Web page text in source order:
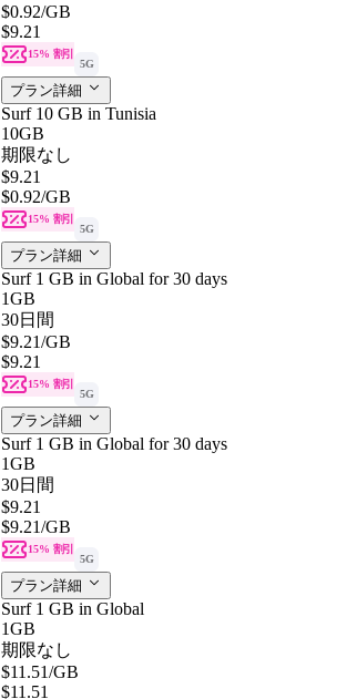
$0.92/GB
$9.21
15% 割引
5G
プラン詳細
Surf 10 GB in Tunisia
10GB
期限なし
$9.21
$0.92/GB
15% 割引
5G
プラン詳細
Surf 1 GB in Global for 30 days
1GB
30日間
$9.21/GB
$9.21
15% 割引
5G
プラン詳細
Surf 1 GB in Global for 30 days
1GB
30日間
$9.21
$9.21/GB
15% 割引
5G
プラン詳細
Surf 1 GB in Global
1GB
期限なし
$11.51/GB
$11.51